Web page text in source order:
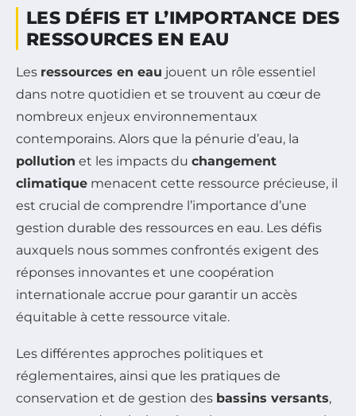
LES DÉFIS ET L’IMPORTANCE DES
RESSOURCES EN EAU
Les ressources en eau jouent un rôle essentiel
dans notre quotidien et se trouvent au cœur de
nombreux enjeux environnementaux
contemporains. Alors que la pénurie d’eau, la
pollution et les impacts du changement
climatique menacent cette ressource précieuse, il
est crucial de comprendre l’importance d’une
gestion durable des ressources en eau. Les défis
auxquels nous sommes confrontés exigent des
réponses innovantes et une coopération
internationale accrue pour garantir un accès
équitable à cette ressource vitale.
Les différentes approches politiques et
réglementaires, ainsi que les pratiques de
conservation et de gestion des bassins versants,